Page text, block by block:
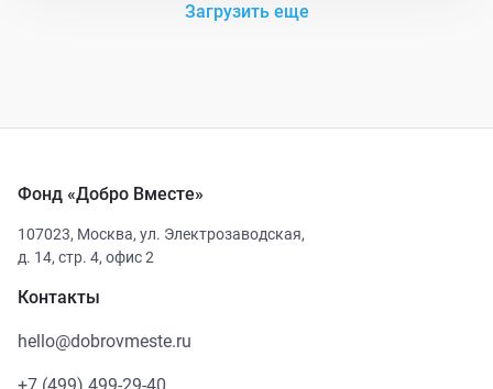
Загрузить еще
Фонд «Добро Вместе»
107023, Москва, ул. Электрозаводская,
д. 14, стр. 4, офис 2
Контакты
hello@dobrovmeste.ru